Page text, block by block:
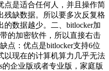
点是适合任何人，并且操作简
残缺数据。所以要多次反复格
数据越少。二、bitlocker加
的加密软件，所以直接右击
点：优点是bitlocker支持6位
以现在的计算机算力几乎无法
企业版或者专业版，家庭版